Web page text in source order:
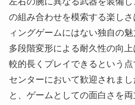
の組み合わせを模索する楽し
ィングゲームにはない独自の魅
多段階変形による耐久性の向
較的長くプレイできるという
センターにおいて歓迎されま
と、ゲームとしての面白さを両